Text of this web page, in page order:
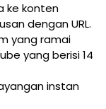
ke konten
dengan URL.
yang ramai
yang berisi 14
instan